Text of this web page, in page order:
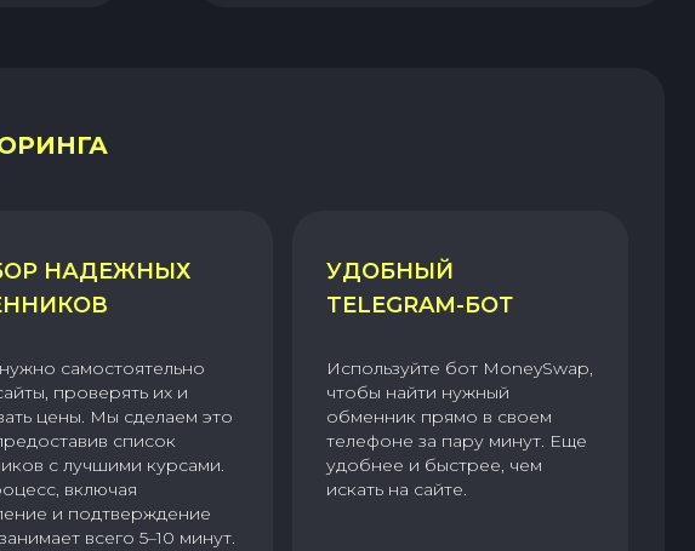
НАДЕЖНЫХ
самостоятельно
проверять их и
цены. Мы сделаем это
список
с лучшими курсами.
включая
и подтверждение
всего 5–10 минут.
УДОБНЫЙ
TELEGRAM-БОТ
Используйте бот MoneySwap,
чтобы найти нужный
обменник прямо в своем
телефоне за пару минут. Еще
удобнее и быстрее, чем
искать на сайте.